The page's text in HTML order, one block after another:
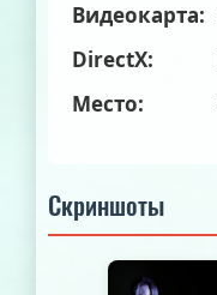
Видеокарта:
DirectX:
Место:
Скриншоты